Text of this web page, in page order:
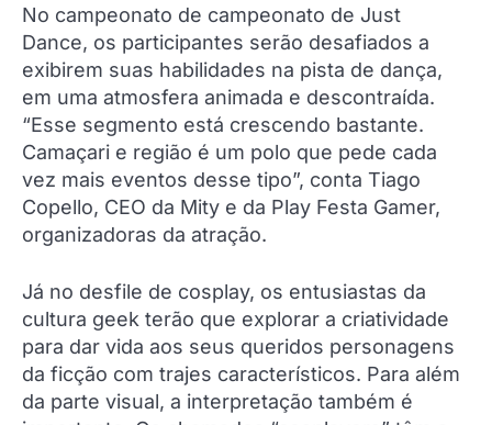
No campeonato de campeonato de Just
Dance, os participantes serão desafiados a
exibirem suas habilidades na pista de dança,
em uma atmosfera animada e descontraída.
“Esse segmento está crescendo bastante.
Camaçari e região é um polo que pede cada
vez mais eventos desse tipo”, conta Tiago
Copello, CEO da Mity e da Play Festa Gamer,
organizadoras da atração.
Já no desfile de cosplay, os entusiastas da
cultura geek terão que explorar a criatividade
para dar vida aos seus queridos personagens
da ficção com trajes característicos. Para além
da parte visual, a interpretação também é